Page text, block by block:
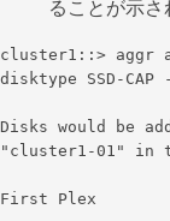
ることが示さ
cluster1::> aggr
disktype SSD-
Disks would be
"cluster1-01" in
First Plex